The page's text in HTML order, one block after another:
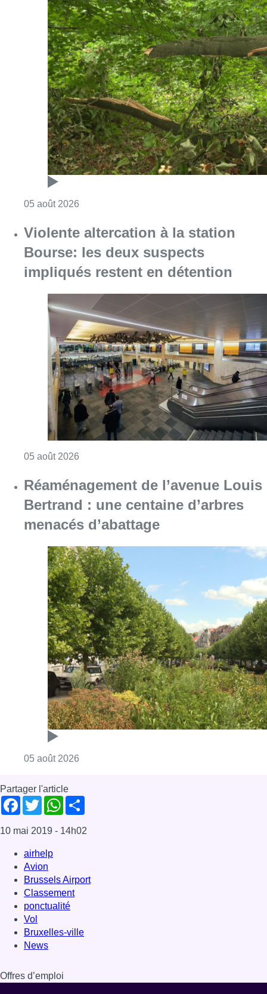
05 août 2026
Violente altercation à la station
Bourse: les deux suspects
impliqués restent en détention
05 août 2026
Réaménagement de l’avenue Louis
Bertrand : une centaine d’arbres
menacés d’abattage
05 août 2026
Partager l'article
Facebook
TwitterWhatsApp
10 mai 2019 - 14h02
airhelp
Avion
Brussels Airport
Classement
ponctualité
Vol
Bruxelles-ville
News
Offres d’emploi